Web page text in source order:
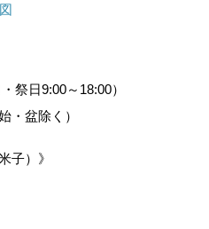
・祭日9:00～18:00）
・盆除く）
子）》